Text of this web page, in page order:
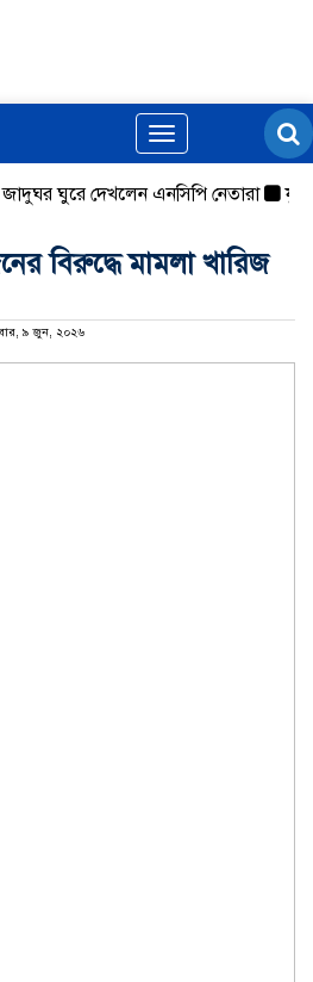
Toggle
navigation
ঘুরে দেখলেন এনসিপি নেতারা
বিরুদ্ধে মামলা খারিজ
৯ জুন, ২০২৬